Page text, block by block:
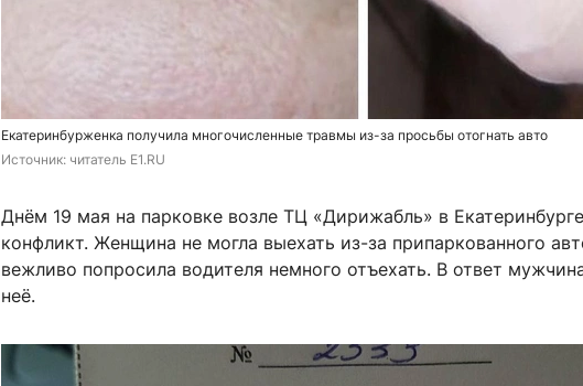
Екатеринбурженка получила многочисленные травмы из-за просьбы отогнать авто
Источник: читатель E1.RU
Днём 19 мая на парковке возле ТЦ «Дирижабль» в
конфликт. Женщина не могла выехать из-за припаркованного
вежливо попросила водителя немного отъехать. В ответ
неё.